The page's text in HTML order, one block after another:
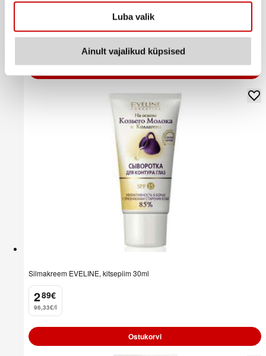
Luba valik
Ainult vajalikud küpsised
Vahaplaaster VEET näole,20tk
6
. 39€
Silmakreem EVELINE, kitsepiim 30ml
2
. 89€
96,33€/l
Ostukorvi